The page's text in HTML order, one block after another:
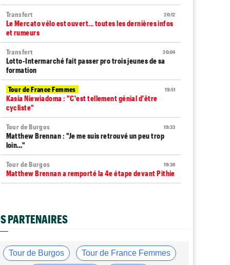
20:12
Transfert
Le Mercato vélo est ouvert... toutes les dernières infos
et rumeurs
20:04
Transfert
Lotto-Intermarché fait passer pro trois jeunes de sa
formation
19:51
Tour de France Femmes
Kasia Niewiadoma : "C'est tellement génial d'être
cycliste"
19:33
Tour de Burgos
Matthew Brennan : "Je me suis retrouvé un peu trop
loin…"
19:30
Tour de Burgos
Matthew Brennan a remporté la 4e étape devant Pithie
Tour de France Femmes
Ventoux"
PARTENAIRES
Tour de Burgos Tour de France Femmes